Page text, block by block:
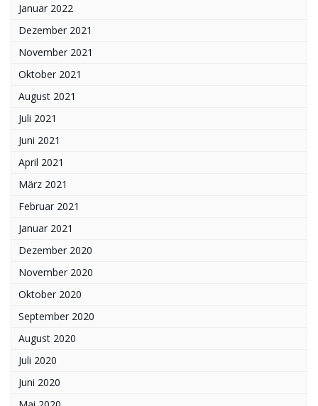
Januar 2022
Dezember 2021
November 2021
Oktober 2021
August 2021
Juli 2021
Juni 2021
April 2021
März 2021
Februar 2021
Januar 2021
Dezember 2020
November 2020
Oktober 2020
September 2020
August 2020
Juli 2020
Juni 2020